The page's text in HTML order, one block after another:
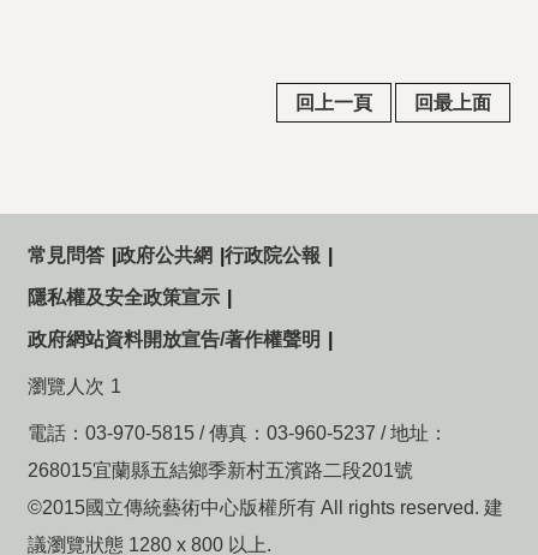
回上一頁 回最上面
常見問答 政府公共網 行政院公報
隱私權及安全政策宣示
政府網站資料開放宣告/著作權聲明
瀏覽人次 1
電話：03-970-5815 / 傳真：03-960-5237 / 地址：
268015宜蘭縣五結鄉季新村五濱路二段201號
©2015國立傳統藝術中心版權所有 All rights reserved. 建
議瀏覽狀態 1280 x 800 以上.